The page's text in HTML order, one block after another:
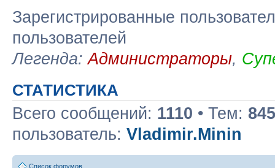
Зарегистрированные
пользователей
Легенда:Администраторы,
СТАТИСТИКА
Всего сообщений: 1110 • Тем: 845
пользователь: Vladimir.Minin
Список форумов